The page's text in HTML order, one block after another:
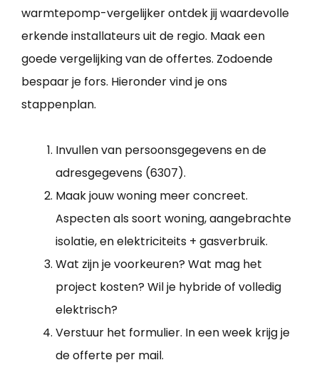
warmtepomp-vergelijker ontdek jij waardevolle
erkende installateurs uit de regio. Maak een
goede vergelijking van de offertes. Zodoende
bespaar je fors. Hieronder vind je ons
stappenplan.
Invullen van persoonsgegevens en de
adresgegevens (6307).
Maak jouw woning meer concreet.
Aspecten als soort woning, aangebrachte
isolatie, en elektriciteits + gasverbruik.
Wat zijn je voorkeuren? Wat mag het
project kosten? Wil je hybride of volledig
elektrisch?
Verstuur het formulier. In een week krijg je
de offerte per mail.